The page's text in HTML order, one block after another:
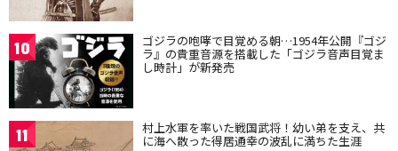
10 ゴジラの咆哮で目覚める朝…1954年公開『ゴジ
ラ』の貴重音源を搭載した「ゴジラ音声目覚ま
し時計」が新発売
11 村上水軍を率いた戦国武将！幼い弟を支え、共
に海へ散った得居通幸の波乱に満ちた生涯